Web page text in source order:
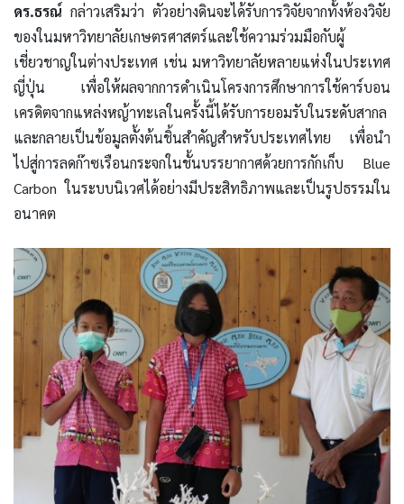
ดร.ธรณ์ กล่าวเสริมว่า ตัวอย่างดินจะได้รับการวิจัยจากทั้งห้องวิจัย
ของในมหาวิทยาลัยเกษตรศาสตร์และใช้ความร่วมมือกับผู้
เชี่ยวชาญในต่างประเทศ เช่น มหาวิทยาลัยหลายแห่งในประเทศ
ญี่ปุ่น เพื่อให้ผลจากการดำเนินโครงการศึกษาการใช้คาร์บอน
เครดิตจากแหล่งหญ้าทะเลในครั้งนี้ได้รับการยอมรับในระดับสากล
และกลายเป็นข้อมูลตั้งต้นชิ้นสำคัญสำหรับประเทศไทย เพื่อนำ
ไปสู่การลดก๊าซเรือนกระจกในชั้นบรรยากาศด้วยการกักเก็บ Blue
Carbon ในระบบนิเวศได้อย่างมีประสิทธิภาพและเป็นรูปธรรมใน
อนาคต